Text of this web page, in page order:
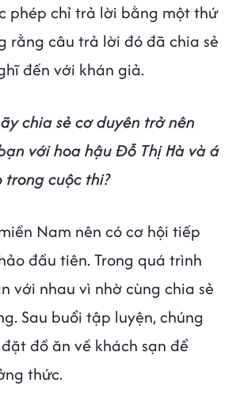
phép chỉ trả lời bằng một thứ
rằng câu trả lời đó đã chia sẻ
đến với khán giả.
chia sẻ cơ duyên trở nên
với hoa hậu Đỗ Thị Hà và á
cuộc thi?
Nam nên có cơ hội tiếp
đầu tiên. Trong quá trình
với nhau vì nhờ cùng chia sẻ
Sau buổi tập luyện, chúng
đồ ăn về khách sạn để
thức.